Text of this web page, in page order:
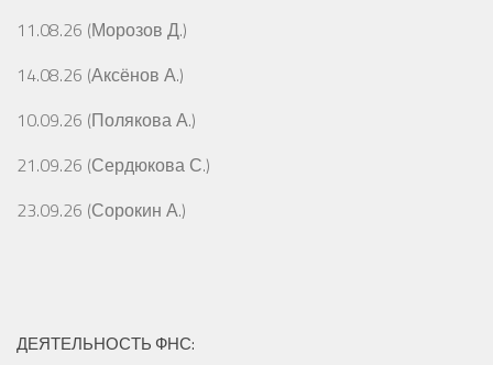
11.08.26 (Морозов Д.)
14.08.26 (Аксёнов А.)
10.09.26 (Полякова А.)
21.09.26 (Сердюкова С.)
23.09.26 (Сорокин А.)
ДЕЯТЕЛЬНОСТЬ ФНС: